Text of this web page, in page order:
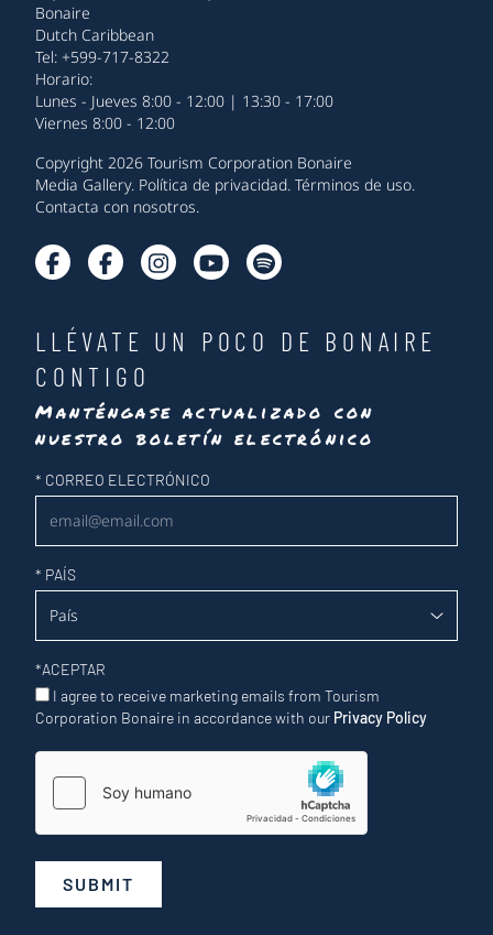
Bonaire
Dutch Caribbean
Tel: +599-717-8322
Horario:
Lunes - Jueves 8:00 - 12:00 | 13:30 - 17:00
Viernes 8:00 - 12:00
Copyright 2026 Tourism Corporation Bonaire
Media Gallery. Política de privacidad. Términos de uso.
Contacta con nosotros.
LLÉVATE UN POCO DE BONAIRE
CONTIGO
Manténgase actualizado con
nuestro boletín electrónico
Newsletter
* CORREO ELECTRÓNICO
* PAÍS
*ACEPTAR
I agree to receive marketing emails from Tourism
Corporation Bonaire in accordance with our Privacy Policy
SUBMIT